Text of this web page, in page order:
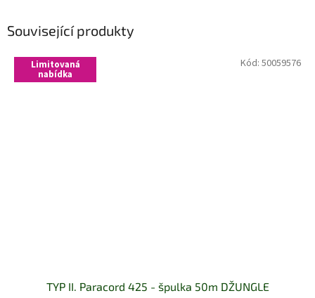
Související produkty
Limitovaná
nabídka
TYP II. Paracord 425 - špulka 50m DŽUNGLE
Kód: 50059576